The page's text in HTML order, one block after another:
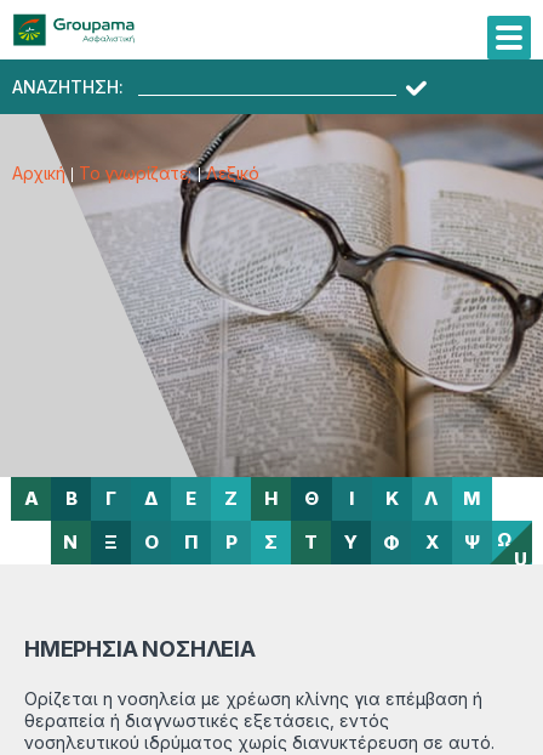
ΑΝΑΖΗΤΗΣΗ:
Αρχική Το γνωρίζατε; Λεξικό
Α Β Γ Δ Ε Ζ Η Θ Ι Κ Λ
Μ
Ν
Ξ Ο Π Ρ Σ Τ Υ Φ Χ Ψ
Ω
U
ΗΜΕΡΗΣΙΑ ΝΟΣΗΛΕΙΑ
Ορίζεται η νοσηλεία με χρέωση κλίνης για επέμβαση ή
θεραπεία ή διαγνωστικές εξετάσεις, εντός
νοσηλευτικού ιδρύματος χωρίς διανυκτέρευση σε αυτό.